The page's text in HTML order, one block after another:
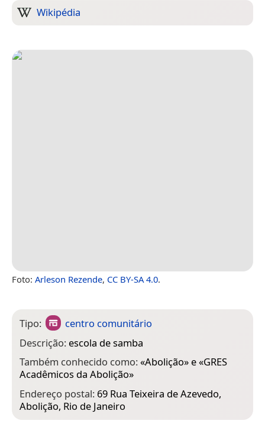
Wikipédia
Foto: Arleson Rezende, CC BY-SA 4.0.
Tipo:
centro comunitário
Descrição: escola de samba
Também conhecido como:«Abolição» e «GRES
Acadêmicos da Abolição»
Endereço postal: 69 Rua Teixeira de Azevedo,
Abolição, Rio de Janeiro